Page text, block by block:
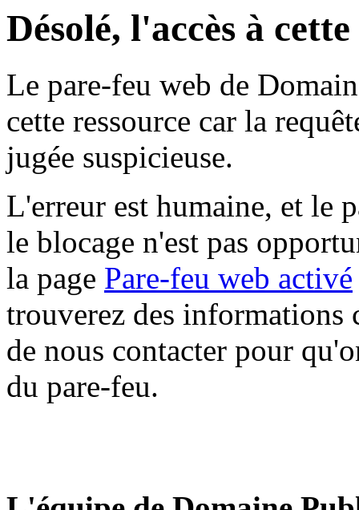
Désolé, l'accès à
Le pare-feu web de
cette ressource car la
jugée suspicieuse.
L'erreur est humaine, et le
le blocage n'est pas
la page Pare-feu web activé
trouverez des informations
de nous contacter pour
du pare-feu.